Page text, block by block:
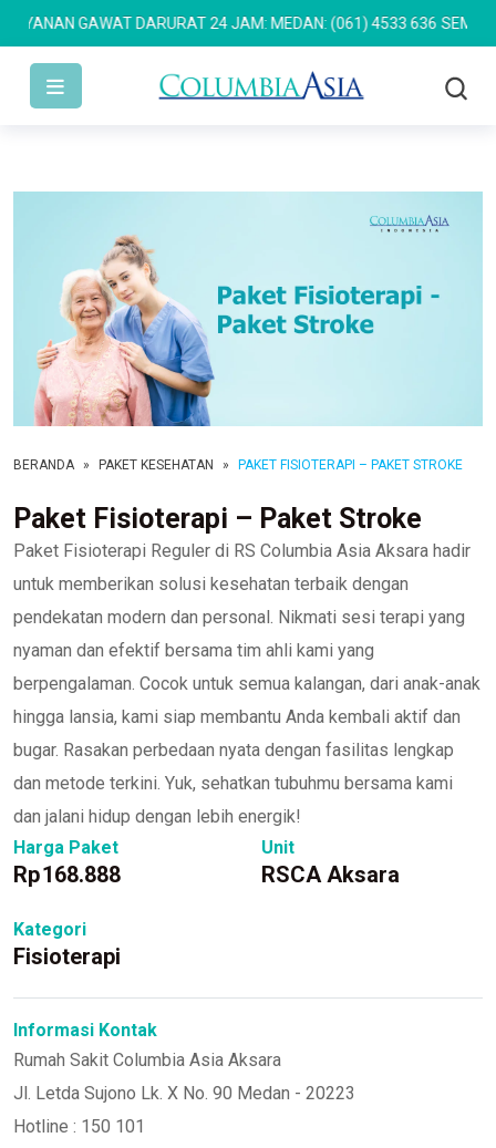
GAWAT DARURAT 24 JAM: MEDAN: (061) 4533 636
BERANDA » PAKET KESEHATAN » PAKET FISIOTERAPI – PAKET STROKE
Paket Fisioterapi – Paket Stroke
Paket Fisioterapi Reguler di RS Columbia Asia Aksara hadir
untuk memberikan solusi kesehatan terbaik dengan
pendekatan modern dan personal. Nikmati sesi terapi yang
nyaman dan efektif bersama tim ahli kami yang
berpengalaman. Cocok untuk semua kalangan, dari anak-anak
hingga lansia, kami siap membantu Anda kembali aktif dan
bugar. Rasakan perbedaan nyata dengan fasilitas lengkap
dan metode terkini. Yuk, sehatkan tubuhmu bersama kami
dan jalani hidup dengan lebih energik!
Harga Paket
Rp168.888
Unit
RSCA Aksara
Kategori
Fisioterapi
Informasi Kontak
Rumah Sakit Columbia Asia Aksara
Jl. Letda Sujono Lk. X No. 90 Medan - 20223
Hotline : 150 101